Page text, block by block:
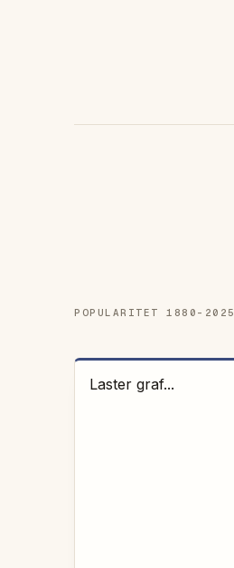
POPULARITET 1880- 2025
Laster graf...